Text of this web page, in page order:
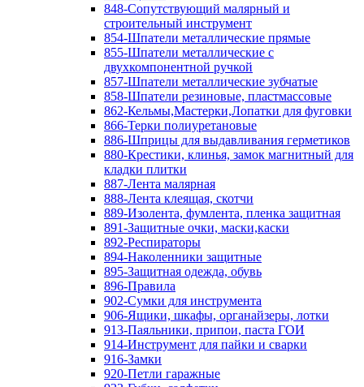
848-Сопутствующий малярный и
строительный инструмент
854-Шпатели металлические прямые
855-Шпатели металлические с
двухкомпонентной ручкой
857-Шпатели металлические зубчатые
858-Шпатели резиновые, пластмассовые
862-Кельмы,Мастерки,Лопатки для фуговки
866-Терки полиуретановые
886-Шприцы для выдавливания герметиков
880-Крестики, клинья, замок магнитный для
кладки плитки
887-Лента малярная
888-Лента клеящая, скотчи
889-Изолента, фумлента, пленка защитная
891-Защитные очки, маски,каски
892-Респираторы
894-Наколенники защитные
895-Защитная одежда, обувь
896-Правила
902-Сумки для инструмента
906-Ящики, шкафы, органайзеры, лотки
913-Паяльники, припои, паста ГОИ
914-Инструмент для пайки и сварки
916-Замки
920-Петли гаражные